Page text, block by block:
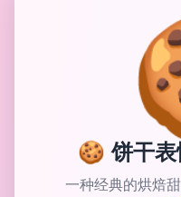
🍪 饼干表
一种经典的烘焙